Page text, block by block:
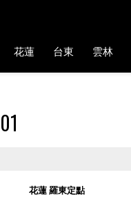
花蓮 台東 雲林
花蓮 羅東定點